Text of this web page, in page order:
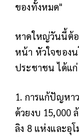
ของทั้งหมด"
หาดใหญ่วันนี้ต้
หน้า หัวใจของ
ประชาชน ได้แก่
1. การแก้ปัญห
ด้วยงบ 15,000
ลิง 8 แห่งและอุ